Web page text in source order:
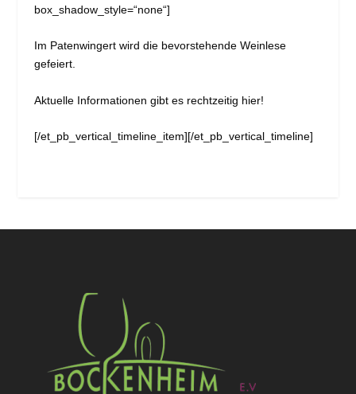
box_shadow_style=“none“]
Im Patenwingert wird die bevorstehende Weinlese
gefeiert.
Aktuelle Informationen gibt es rechtzeitig hier!
[/et_pb_vertical_timeline_item][/et_pb_vertical_timeline]